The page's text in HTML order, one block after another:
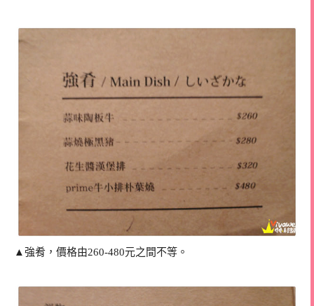
▲強肴，價格由260-480元之間不等。